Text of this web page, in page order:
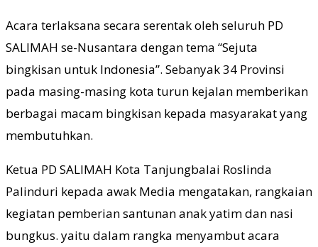
Acara terlaksana secara serentak oleh seluruh PD
SALIMAH se-Nusantara dengan tema “Sejuta
bingkisan untuk Indonesia”. Sebanyak 34 Provinsi
pada masing-masing kota turun kejalan memberikan
berbagai macam bingkisan kepada masyarakat yang
membutuhkan.
Ketua PD SALIMAH Kota Tanjungbalai Roslinda
Palinduri kepada awak Media mengatakan, rangkaian
kegiatan pemberian santunan anak yatim dan nasi
bungkus. yaitu dalam rangka menyambut acara